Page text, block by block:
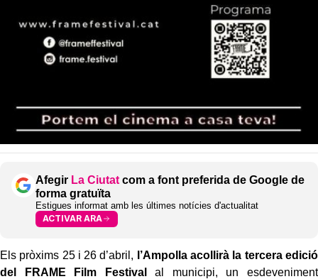
Afegir La Ciutat com a font preferida de Google de
forma gratuïta
Estigues informat amb les últimes notícies d'actualitat
ACTIVAR ARA
Els pròxims 25 i 26 d’abril,
l’Ampolla acollirà la tercera edició
del FRAME Film Festival
al municipi, un esdeveniment